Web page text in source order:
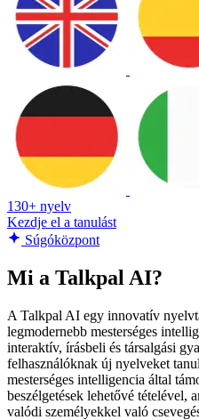
130+ nyelv
Kezdje el a tanulást
Súgóközpont
Mi a Talkpal AI?
A Talkpal AI egy innovatív
legmodernebb mesterséges
interaktív, írásbeli és társalgási
felhasználóknak új nyelveket
mesterséges intelligencia által
beszélgetések lehetővé tételével,
valódi személyekkel való